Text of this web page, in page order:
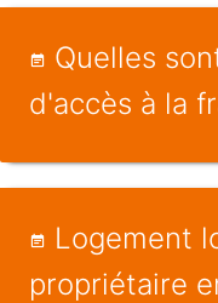
Quelles
d'accès à la
Logement
propriétaire